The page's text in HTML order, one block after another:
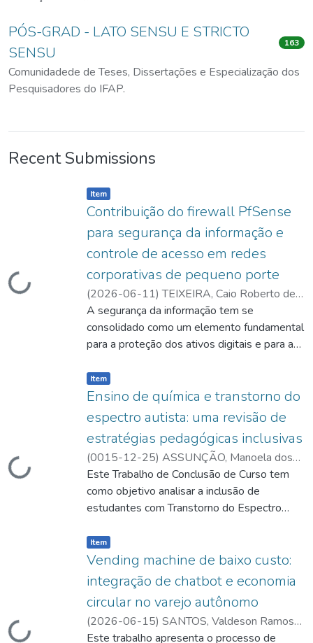
PÓS-GRAD - LATO SENSU E STRICTO
SENSU
163
Comunidadede de Teses, Dissertações e Especialização dos
Pesquisadores do IFAP.
Recent Submissions
Loading...
Item type:
Item ,
Contribuição do firewall PfSense
para segurança da informação e
controle de acesso em redes
corporativas de pequeno porte
(2026-06-11)TEIXEIRA, Caio Roberto de
Souza;BRASIL, José Anderson Carvalho
http://lattes.cnpq.br/3208908281626944
A segurança da informação tem se
consolidado como um elemento fundamental
para a proteção dos ativos digitais e para a
em um
cenário marcado pelo aumento das ameaças
cibernéticas e pela crescente dependência
das tecnologias da informação. Nesse
contexto, os firewalls desempenham papel
estratégico na proteção de redes
corporativas, permitindo o controle de
acessos, a filtragem do tráfego de dados e a
implementação de políticas de segurança.
PfSense destaca-se como uma plataforma
de código aberto amplamente utilizada para
gerenciamento e proteção de redes,
oferecendo recursos avançados de firewall,
roteamento, redes privadas virtuais (VPN),
monitoramento e segmentação de tráfego.
Loading...
Item type:
Item ,
Ensino de química e transtorno do
espectro autista: uma revisão de
estratégias pedagógicas inclusivas
(0015-12-25) ASSUNÇÃO, Manoela dos
Santos;MARTELL, Dr. Danay Rosa
Dupeyron;
http://lattes.cnpq.br/1772611806992849
Este Trabalho de Conclusão de Curso tem
como objetivo analisar a inclusão de
estudantes com Transtorno do Espectro
ênfase nas práticas pedagógicas, no uso de
tecnologias educacionais e assistivas e na
formação docente. A pesquisa caracteriza-se
como bibliográfica, de natureza exploratória
e documental, com abordagem qualitativa,
fundamentada em referenciais teóricos da
Item type:
Item ,
Vending machine de baixo custo:
integração de chatbot e economia
circular no varejo autônomo
(2026-06-15) SANTOS, Valdeson Ramos
dos; SILVA, Wagner Ferreira da;SOUZA,
Este trabalho apresenta o processo de